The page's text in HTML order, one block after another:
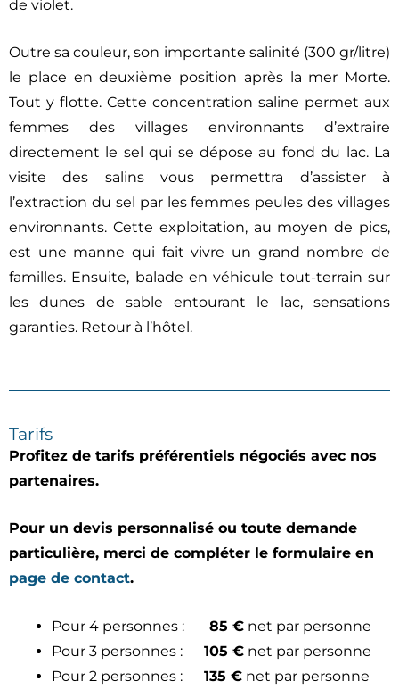
de violet.
Outre sa couleur, son importante salinité (300 gr/litre)
le place en deuxième position après la mer Morte.
Tout y flotte. Cette concentration saline permet aux
femmes des villages environnants d’extraire
directement le sel qui se dépose au fond du lac. La
visite des salins vous permettra d’assister à
l’extraction du sel par les femmes peules des villages
environnants. Cette exploitation, au moyen de pics,
est une manne qui fait vivre un grand nombre de
familles. Ensuite, balade en véhicule tout-terrain sur
les dunes de sable entourant le lac, sensations
garanties. Retour à l’hôtel.
Tarifs
Profitez de tarifs préférentiels négociés avec nos
partenaires.
Pour un devis personnalisé ou toute demande
particulière, merci de compléter le formulaire en
page de contact.
Pour 4 personnes : 85 € net par personne
Pour 3 personnes : 105 € net par personne
Pour 2 personnes : 135 € net par personne